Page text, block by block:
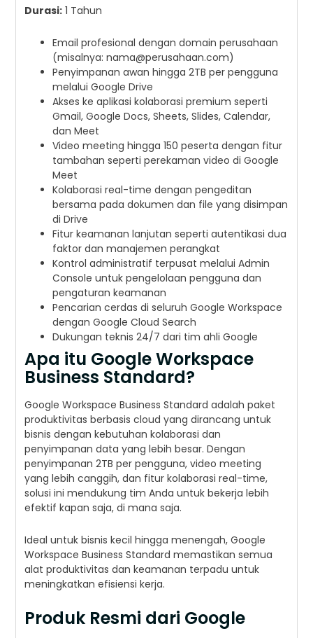
Durasi: 1 Tahun
Email profesional dengan domain perusahaan
(misalnya:nama@perusahaan.com)
Penyimpanan awan hingga 2TB per pengguna
melalui Google Drive
Akses ke aplikasi kolaborasi premium seperti
Gmail, Google Docs, Sheets, Slides, Calendar,
dan Meet
Video meeting hingga 150 peserta dengan fitur
tambahan seperti perekaman video di Google
Meet
Kolaborasi real-time dengan pengeditan
bersama pada dokumen dan file yang disimpan
di Drive
Fitur keamanan lanjutan seperti autentikasi dua
faktor dan manajemen perangkat
Kontrol administratif terpusat melalui Admin
Console untuk pengelolaan pengguna dan
pengaturan keamanan
Pencarian cerdas di seluruh Google Workspace
dengan Google Cloud Search
Dukungan teknis 24/7 dari tim ahli Google
Apa itu Google Workspace
Business Standard?
Google Workspace Business Standard adalah paket
produktivitas berbasis cloud yang dirancang untuk
bisnis dengan kebutuhan kolaborasi dan
penyimpanan data yang lebih besar. Dengan
penyimpanan 2TB per pengguna, video meeting
yang lebih canggih, dan fitur kolaborasi real-time,
solusi ini mendukung tim Anda untuk bekerja lebih
efektif kapan saja, di mana saja.
Ideal untuk bisnis kecil hingga menengah, Google
Workspace Business Standard memastikan semua
alat produktivitas dan keamanan terpadu untuk
meningkatkan efisiensi kerja.
Produk Resmi dari Google